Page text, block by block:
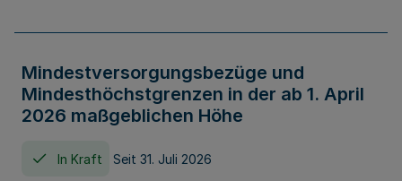
Mindestversorgungsbezüge und
Mindesthöchstgrenzen in der ab 1. April
2026 maßgeblichen Höhe
In Kraft Seit 31. Juli 2026